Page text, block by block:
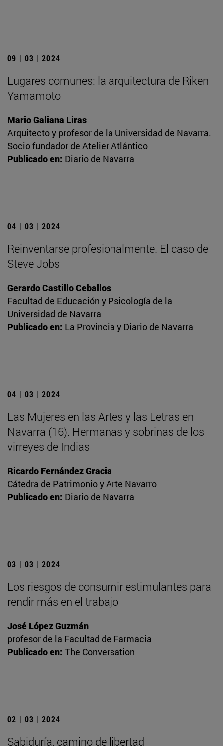
09 | 03 | 2024
Lugares comunes: la arquitectura de Riken
Yamamoto
Mario Galiana Liras
Arquitecto y profesor de la Universidad de Navarra.
Socio fundador de Atelier Atlántico
Publicado en: Diario de Navarra
04 | 03 | 2024
Reinventarse profesionalmente. El caso de
Steve Jobs
Gerardo Castillo Ceballos
Facultad de Educación y Psicología de la
Universidad de Navarra
Publicado en: La Provincia y Diario de Navarra
04 | 03 | 2024
Las Mujeres en las Artes y las Letras en
Navarra (16). Hermanas y sobrinas de los
virreyes de Indias
Ricardo Fernández Gracia
Cátedra de Patrimonio y Arte Navarro
Publicado en: Diario de Navarra
03 | 03 | 2024
Los riesgos de consumir estimulantes para
rendir más en el trabajo
José López Guzmán
profesor de la Facultad de Farmacia
Publicado en: The Conversation
02 | 03 | 2024
Sabiduría, camino de libertad